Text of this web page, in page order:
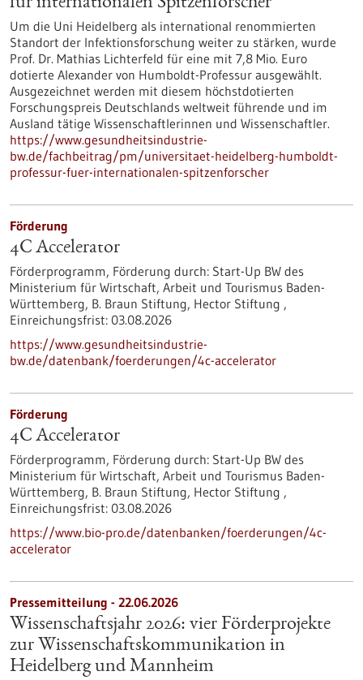
Um die Uni Heidelberg als international renommierten
Standort der Infektionsforschung weiter zu stärken, wurde
Prof. Dr. Mathias Lichterfeld für eine mit 7,8 Mio. Euro
dotierte Alexander von Humboldt-Professur ausgewählt.
Ausgezeichnet werden mit diesem höchstdotierten
Forschungspreis Deutschlands weltweit führende und im
Ausland tätige Wissenschaftlerinnen und Wissenschaftler.
https://www.gesundheitsindustrie-
bw.de/fachbeitrag/pm/universitaet-heidelberg-humboldt-
professur-fuer-internationalen-spitzenforscher
Förderung
4C Accelerator
Förderprogramm, Förderung durch: Start-Up BW des
Ministerium für Wirtschaft, Arbeit und Tourismus Baden-
Württemberg, B. Braun Stiftung, Hector Stiftung ,
Einreichungsfrist: 03.08.2026
https://www.gesundheitsindustrie-
bw.de/datenbank/foerderungen/4c-accelerator
Förderung
4C Accelerator
Förderprogramm, Förderung durch: Start-Up BW des
Ministerium für Wirtschaft, Arbeit und Tourismus Baden-
Württemberg, B. Braun Stiftung, Hector Stiftung ,
Einreichungsfrist: 03.08.2026
https://www.bio-pro.de/datenbanken/foerderungen/4c-
accelerator
Pressemitteilung - 22.06.2026
Wissenschaftsjahr 2026: vier Förderprojekte
zur Wissenschaftskommunikation in
Heidelberg und Mannheim